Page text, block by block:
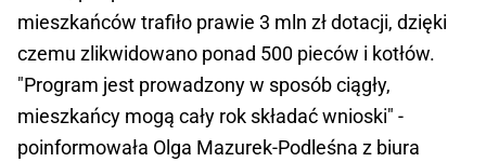
mieszkańców trafiło prawie 3 mln zł dotacji, dzięki
czemu zlikwidowano ponad 500 pieców i kotłów.
"Program jest prowadzony w sposób ciągły,
mieszkańcy mogą cały rok składać wnioski" -
poinformowała Olga Mazurek-Podleśna z biura